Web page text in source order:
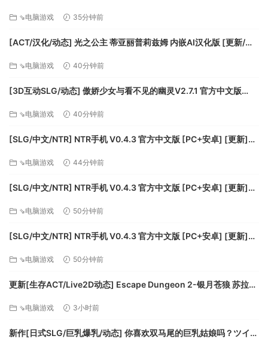
⇘电脑游戏 35分钟前
[ACT/汉化/动态] 光之公主 蒂亚丽普莉兹姆 内嵌AI汉化版 [更新/新
⇘电脑游戏 40分钟前
[3D互动SLG/动态] 傲娇少女与看不见的幽灵V2.7.1 官方中文版
⇘电脑游戏 40分钟前
[SLG/中文/NTR] NTR手机 V0.4.3 官方中文版 [PC+安卓] [更新]
⇘电脑游戏 44分钟前
[SLG/中文/NTR] NTR手机 V0.4.3 官方中文版 [PC+安卓] [更新]
⇘电脑游戏 50分钟前
[SLG/中文/NTR] NTR手机 V0.4.3 官方中文版 [PC+安卓] [更新]
⇘电脑游戏 50分钟前
更新[生存ACT/Live2D动态] Escape Dungeon 2-银月苍狼 苏拉尔
+DLC [3.30G][百度]
⇘电脑游戏 3小时前
新作[日式SLG/巨乳爆乳/动态] 你喜欢双马尾的巨乳姑娘吗？ツイン